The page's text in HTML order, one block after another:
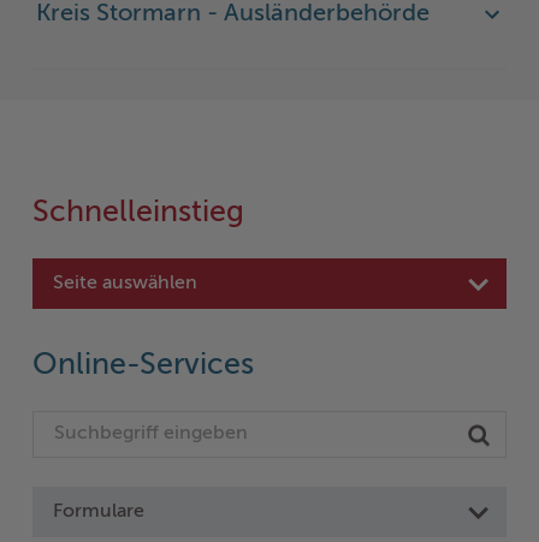
Kreis Stormarn - Ausländerbehörde
Schnelleinstieg
Seite auswählen
Online-Services
Formulare